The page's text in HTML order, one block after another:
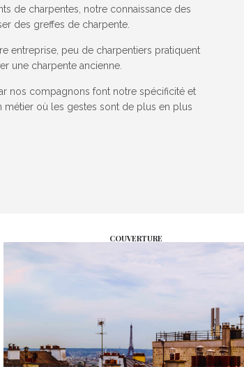
de charpentes, notre connaissance des
des greffes de charpente.
entreprise, peu de charpentiers pratiquent
une charpente ancienne.
nos compagnons font notre spécificité et
métier où les gestes sont de plus en plus
COUVERTURE